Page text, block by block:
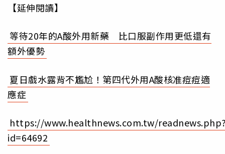
【延伸閱讀】
等待20年的A酸外用新藥 比口服副作用更低還有
額外優勢
夏日戲水露背不尷尬！第四代外用A酸核准痘痘適
應症
https://www.healthnews.com.tw/
id=64692